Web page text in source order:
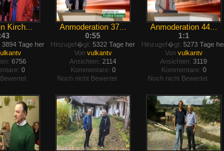
Kirch...
3894 Tage her
6756
0
Anmoderation 37...
0:55
Hinzugef�gt: 5322 Tage her
Von vulkantv
Ansichten: 2114
Kommentare: 0
Noch nicht Bewertet
Anmoderation 44...
1:1
Hinzugef�gt: 5273 Tage
Von vulkantv
Ansichten: 3119
Kommentare: 0
Noch nicht Bewertet